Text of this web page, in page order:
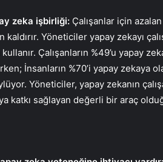
zeka işbirliği: Çalışanlar için
Yöneticiler yapay zekayı
Çalışanların %49’u yapay
İnsanların %70’i yapay zekaya
Yöneticiler, yapay zekanın
katkı sağlayan değerli bir araç